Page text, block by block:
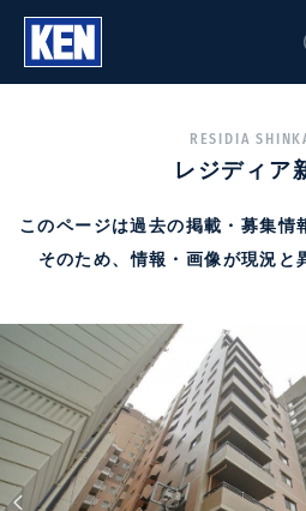
RESIDIA
レジディア
このページは過去の掲載・募集情
そのため、情報・画像が現況と